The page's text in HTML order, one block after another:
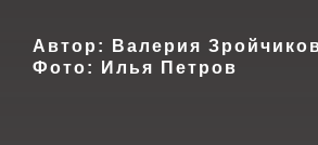
Автор: Валерия
Фото: Илья Петров